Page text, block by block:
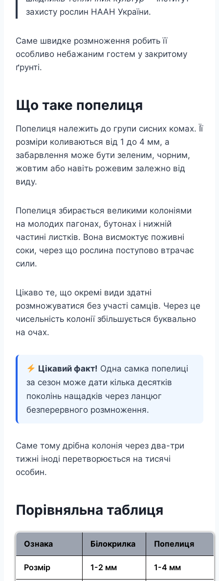
захисту рослин НААН України.
Саме швидке розмноження робить її
особливо небажаним гостем у закритому
ґрунті.
Що таке попелиця
Попелиця належить до групи сисних комах. Її
розміри коливаються від 1 до 4 мм, а
забарвлення може бути зеленим, чорним,
жовтим або навіть рожевим залежно від
виду.
Попелиця збирається великими колоніями
на молодих пагонах, бутонах і нижній
частині листків. Вона висмоктує поживні
соки, через що рослина поступово втрачає
сили.
Цікаво те, що окремі види здатні
розмножуватися без участі самців. Через це
чисельність колонії збільшується буквально
на очах.
Цікавий факт! Одна самка попелиці
за сезон може дати кілька десятків
поколінь нащадків через ланцюг
безперервного розмноження.
Саме тому дрібна колонія через два-три
тижні іноді перетворюється на тисячі
особин.
Порівняльна таблиця
Ознака Білокрилка Попелиця
Розмір 1-2 мм 1-4 мм